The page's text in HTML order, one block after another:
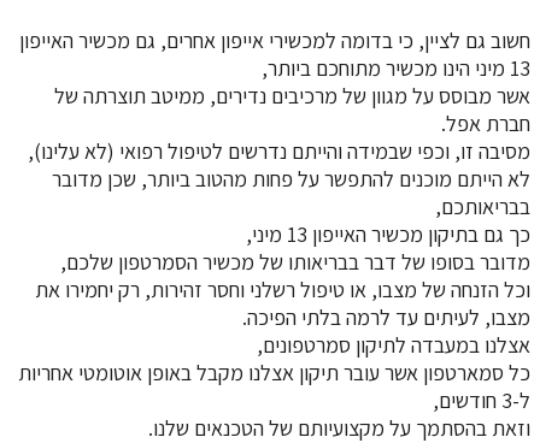
חשוב גם לציין, כי בדומה למכשירי אייפון אחרים, גם מכשיר האייפון
13 מיני הינו מכשיר מתוחכם ביותר,
אשר מבוסס על מגוון של מרכיבים נדירים, ממיטב תוצרתה של
חברת אפל.
מסיבה זו, וכפי שבמידה והייתם נדרשים לטיפול רפואי (לא עלינו),
לא הייתם מוכנים להתפשר על פחות מהטוב ביותר, שכן מדובר
בבריאותכם,
כך גם בתיקון מכשיר האייפון 13 מיני,
מדובר בסופו של דבר בבריאותו של מכשיר הסמרטפון שלכם,
וכל הזנחה של מצבו, או טיפול רשלני וחסר זהירות, רק יחמירו את
מצבו, לעיתים עד לרמה בלתי הפיכה.
אצלנו במעבדה לתיקון סמרטפונים,
כל סמארטפון אשר עובר תיקון אצלנו מקבל באופן אוטומטי אחריות
ל-3 חודשים,
וזאת בהסתמך על מקצועיותם של הטכנאים שלנו.